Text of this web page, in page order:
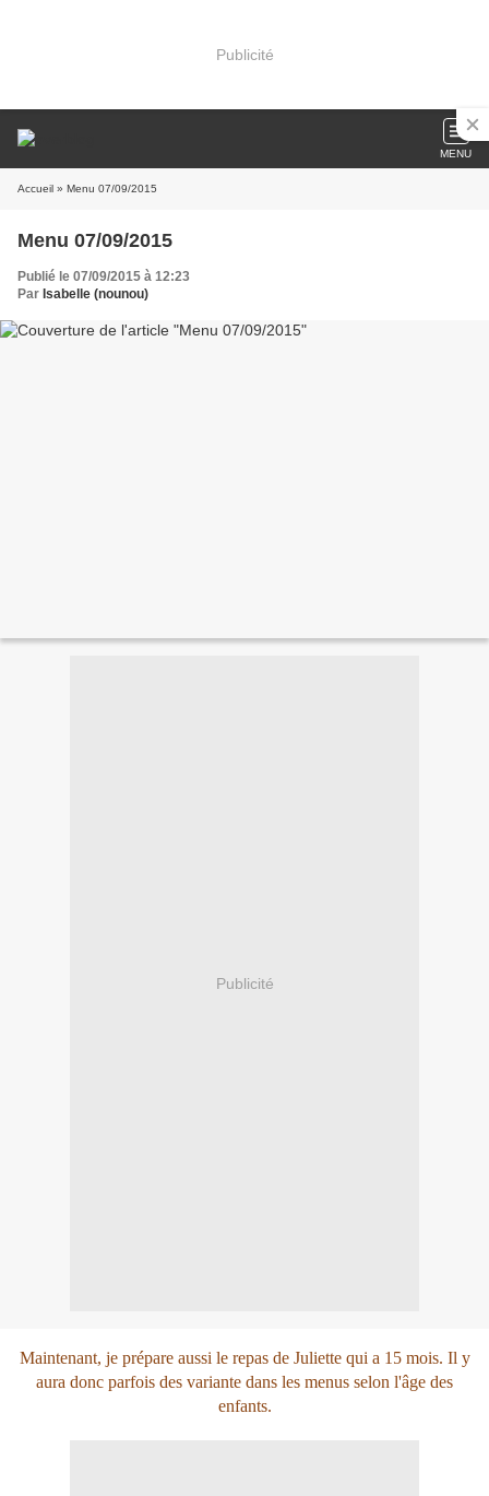
Publicité
MENU
Accueil » Menu 07/09/2015
Menu 07/09/2015
Publié le 07/09/2015 à 12:23
Par Isabelle (nounou)
Publicité
Maintenant, je prépare aussi le repas de Juliette qui a 15 mois. Il y
aura donc parfois des variante dans les menus selon l'âge des
enfants.